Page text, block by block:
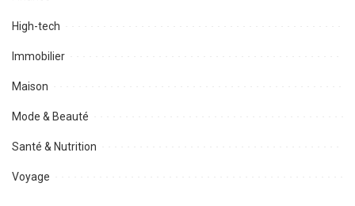
High-tech
Immobilier
Maison
Mode & Beauté
Santé & Nutrition
Voyage